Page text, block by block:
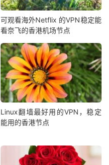
可观看海外Netflix 的VPN稳定能
看奈飞的香港机场节点
Linux翻墙最好用的VPN，稳定
能用的香港节点